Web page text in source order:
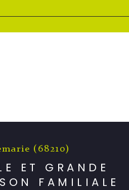
(68210)
ET GRANDE
FAMILIALE